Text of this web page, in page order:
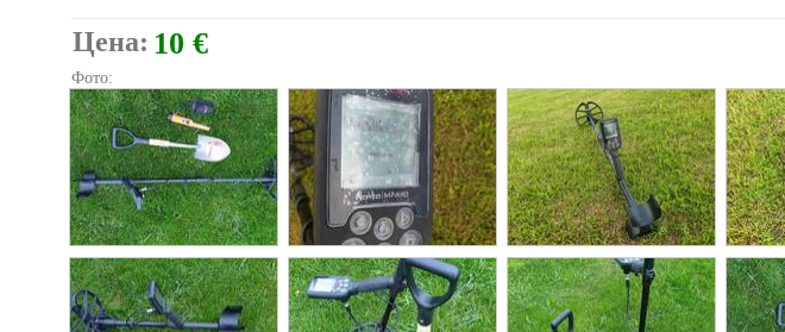
Цена: 10 €
Фото: